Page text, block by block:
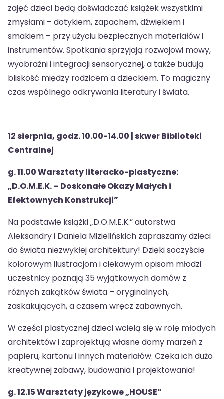
zajęć dzieci będą doświadczać książek wszystkimi
zmysłami – dotykiem, zapachem, dźwiękiem i
smakiem – przy użyciu bezpiecznych materiałów i
instrumentów. Spotkania sprzyjają rozwojowi mowy,
wyobraźni i integracji sensorycznej, a także budują
bliskość między rodzicem a dzieckiem. To magiczny
czas wspólnego odkrywania literatury i świata.
12 sierpnia, godz. 10.00-14.00 | skwer Biblioteki
Centralnej
g. 11.00 Warsztaty literacko-plastyczne:
„D.O.M.E.K. – Doskonałe Okazy Małych i
Efektownych Konstrukcji”
Na podstawie książki „D.O.M.E.K.” autorstwa
Aleksandry i Daniela Mizielińskich zapraszamy dzieci
do świata niezwykłej architektury! Dzięki soczyście
kolorowym ilustracjom i ciekawym opisom młodzi
uczestnicy poznają 35 wyjątkowych domów z
różnych zakątków świata – oryginalnych,
zaskakujących, a czasem wręcz zabawnych.
W części plastycznej dzieci wcielą się w rolę młodych
architektów i zaprojektują własne domy marzeń z
papieru, kartonu i innych materiałów. Czeka ich dużo
kreatywnej zabawy, budowania i projektowania!
g. 12.15 Warsztaty językowe „HOUSE”